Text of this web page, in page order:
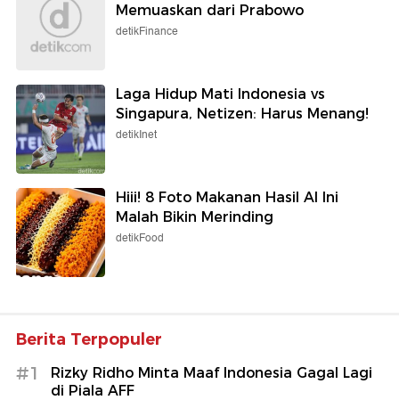
Memuaskan dari Prabowo
detikFinance
Laga Hidup Mati Indonesia vs
Singapura, Netizen: Harus Menang!
detikInet
Hiii! 8 Foto Makanan Hasil AI Ini
Malah Bikin Merinding
detikFood
Berita Terpopuler
#1
Rizky Ridho Minta Maaf Indonesia Gagal Lagi
di Piala AFF